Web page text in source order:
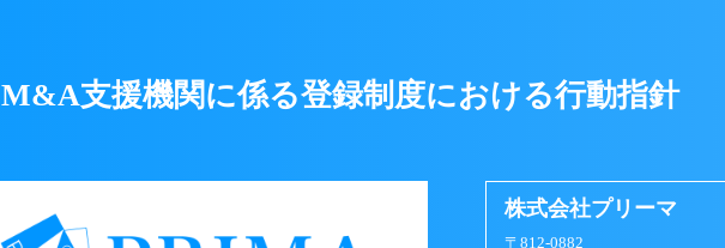
用する行為
M&A支援機関に係る登録制度における行動指針
株式会社プリーマ
〒812-0882